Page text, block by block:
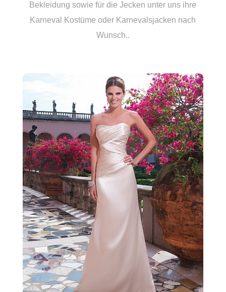
Bekleidung sowie für die Jecken unter uns ihre
Karneval Kostüme oder Karnevalsjacken nach
Wunsch..